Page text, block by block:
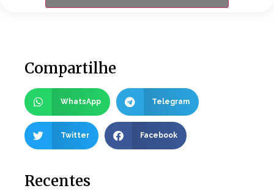
Compartilhe
WhatsApp Telegram
Twitter Facebook
Recentes